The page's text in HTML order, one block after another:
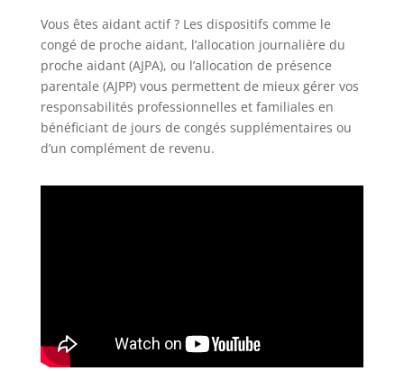
Vous êtes aidant actif ? Les dispositifs comme le
congé de proche aidant, l’allocation journalière du
proche aidant (AJPA), ou l’allocation de présence
parentale (AJPP) vous permettent de mieux gérer vos
responsabilités professionnelles et familiales en
bénéficiant de jours de congés supplémentaires ou
d’un complément de revenu.